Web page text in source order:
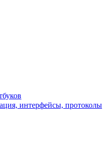
интерфейсы, протоколы